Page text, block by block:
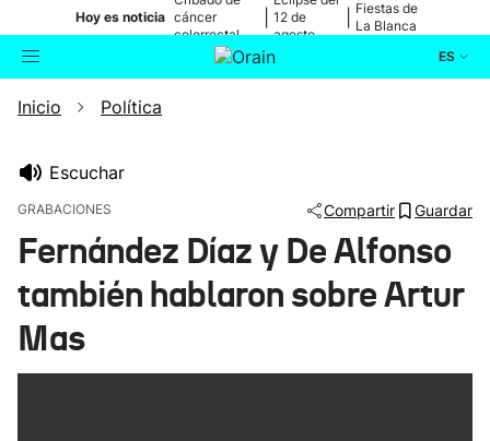
Hoy es noticia cáncer
colorrectal
12 de
agosto
Fiestas de
La Blanca
ES
Buscador
Ikusmiran
Inicio Política
Escuchar
GRABACIONES Compartir Guardar
Fernández Díaz y De Alfonso
también hablaron sobre Artur
Mas